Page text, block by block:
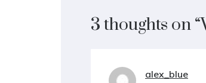
3 thoughts on “
alex_blue